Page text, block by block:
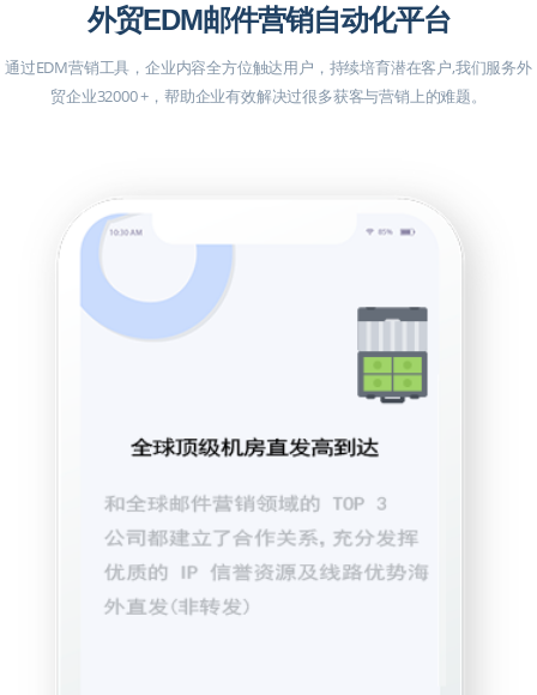
外贸EDM邮件营销自动化平台
通过EDM营销工具，企业内容全方位触达用户，持续培育潜在客户,我们服务外
贸企业32000 +，帮助企业有效解决过很多获客与营销上的难题。